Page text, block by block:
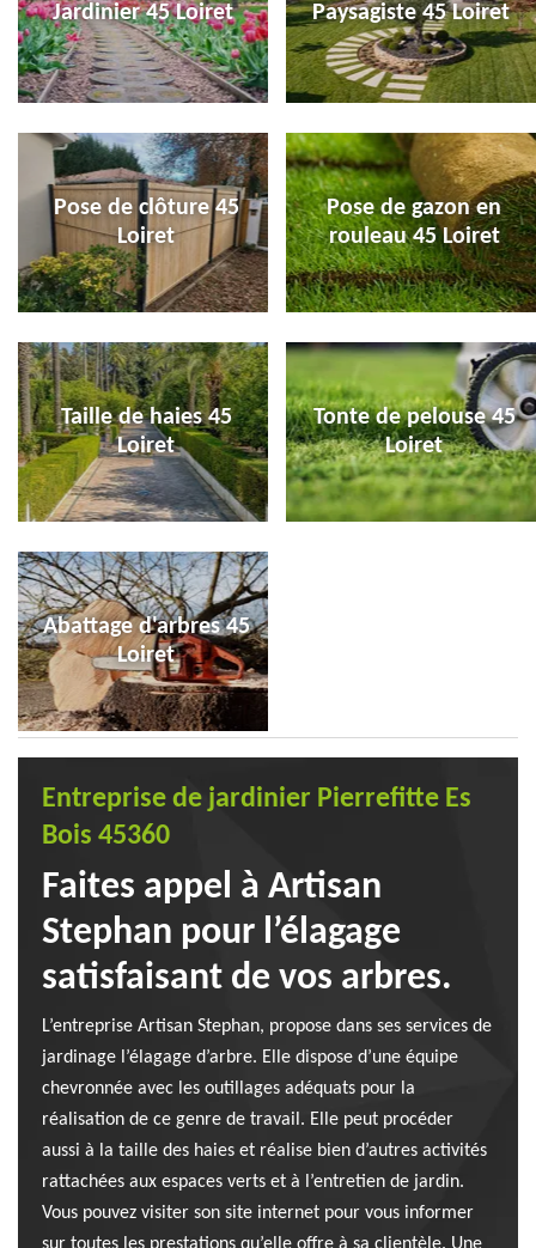
Jardinier 45 Loiret Paysagiste 45 Loiret
Pose de clôture 45
Loiret
Pose de gazon en
rouleau 45 Loiret
Taille de haies 45
Loiret
Tonte de pelouse 45
Loiret
Abattage d'arbres 45
Loiret
Entreprise de jardinier Pierrefitte Es
Bois 45360
Faites appel à Artisan
Stephan pour l’élagage
satisfaisant de vos arbres.
L’entreprise Artisan Stephan, propose dans ses services de
jardinage l’élagage d’arbre. Elle dispose d’une équipe
chevronnée avec les outillages adéquats pour la
réalisation de ce genre de travail. Elle peut procéder
aussi à la taille des haies et réalise bien d’autres activités
rattachées aux espaces verts et à l’entretien de jardin.
Vous pouvez visiter son site internet pour vous informer